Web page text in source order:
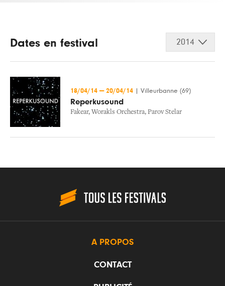
Dates en festival 2014
18/04/14 — 20/04/14 Villeurbanne (69)
Reperkusound
Fakear, Worakls Orchestra, Parov Stelar
A PROPOS
CONTACT